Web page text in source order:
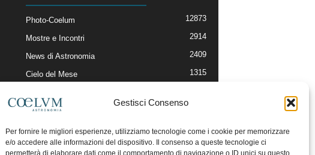
Gestisci Consenso
Per fornire le migliori esperienze, utilizziamo tecnologie come i cookie per memorizzare
e/o accedere alle informazioni del dispositivo. Il consenso a queste tecnologie ci
permetterà di elaborare dati come il comportamento di navigazione o ID unici su questo
Photo-Coelum 12873
Mostre e Incontri 2914
News di Astronomia 2409
Cielo del Mese 1315
Articoli e Risorse On-Line
Il Blog della Redazione